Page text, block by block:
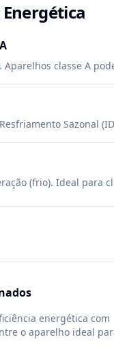
A
classe A
Sazonal
(frio). Ideal para
energética com
o aparelho ideal